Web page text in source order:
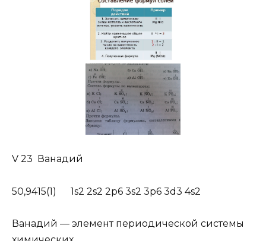
V 23 Ванадий
50,9415(1) 1s2 2s2 2p6 3s2 3p6 3d3 4s2
Ванадий — элемент периодической системы